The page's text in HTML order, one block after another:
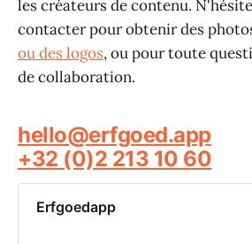
les créateurs de contenu.
contacter pour obtenir des
ou des logos, ou pour toute
de collaboration.
hello@erfgoed.app
+32 (0)2 213 10 60
Erfgoedapp